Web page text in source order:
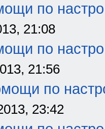
по
21:08
по
21:56
по
23:42